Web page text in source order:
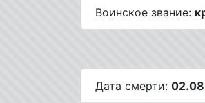
Воинское звание:
Дата смерти: